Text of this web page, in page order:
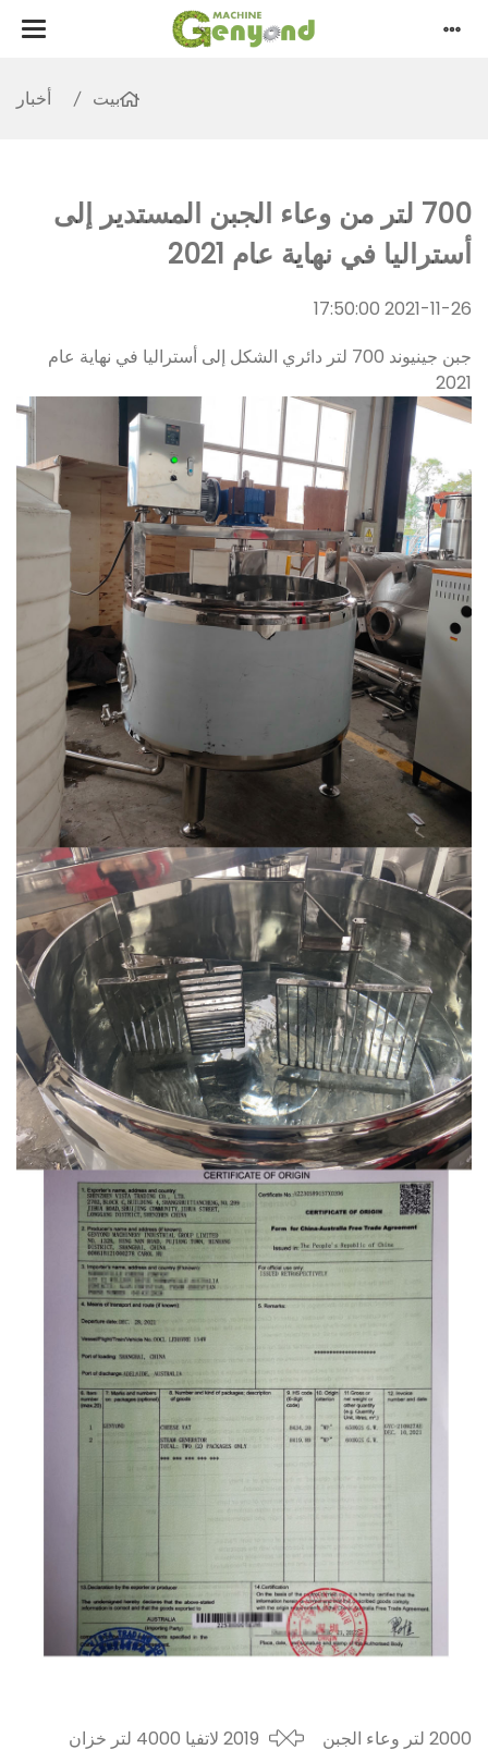
بيت أخبار
700 لتر من وعاء الجبن المستدير إلى
أستراليا في نهاية عام 2021
2021-11-26 17:50:00
جبن جينيوند 700 لتر دائري الشكل إلى أستراليا في نهاية عام
2021
2000 لتر وعاء الجبن
2019 لاتفيا 4000 لتر خزان